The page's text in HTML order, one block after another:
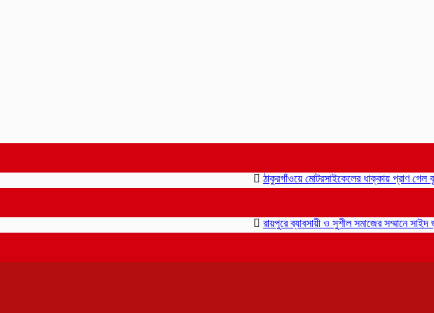
ঠাকুরগাঁওয়ে মোটরসাইকেলের ধাক্কায় প্রাণ গেল
রায়পুরে ব্যাবসায়ী ও সুশীল সমাজের সম্মানে সাইদ